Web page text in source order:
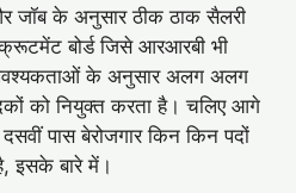
जॉब के अनुसार ठीक ठाक सैलरी
बोर्ड जिसे आरआरबी भी
के अनुसार अलग अलग
को नियुक्त करता है। चलिए आगे
पास बेरोजगार किन किन पदों
इसके बारे में।